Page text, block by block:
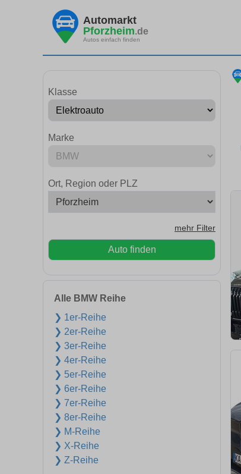
Automarkt
Pforzheim.de
Autos einfach finden
Klasse
Marke
Ort, Region oder PLZ
mehr Filter
Auto finden
Alle BMW Reihe
❯ 1er-Reihe
❯ 2er-Reihe
❯ 3er-Reihe
❯ 4er-Reihe
❯ 5er-Reihe
❯ 6er-Reihe
❯ 7er-Reihe
❯ 8er-Reihe
❯ M-Reihe
❯ X-Reihe
❯ Z-Reihe